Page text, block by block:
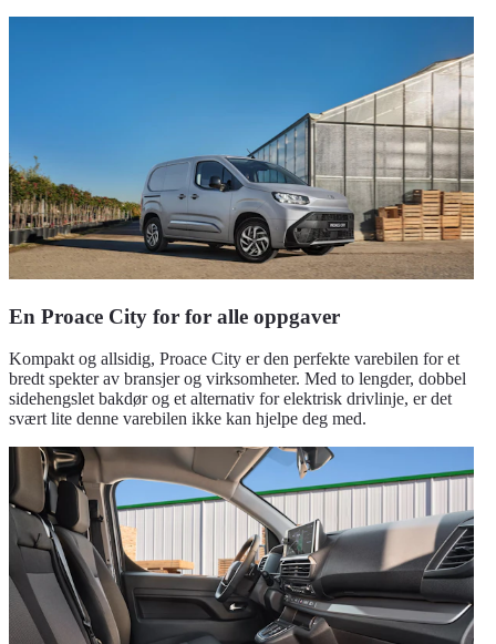
En Proace City for for alle oppgaver
Kompakt og allsidig, Proace City er den perfekte varebilen for et
bredt spekter av bransjer og virksomheter. Med to lengder, dobbel
sidehengslet bakdør og et alternativ for elektrisk drivlinje, er det
svært lite denne varebilen ikke kan hjelpe deg med.